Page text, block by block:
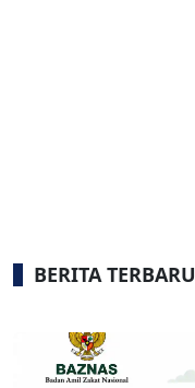
BERITA TERBARU